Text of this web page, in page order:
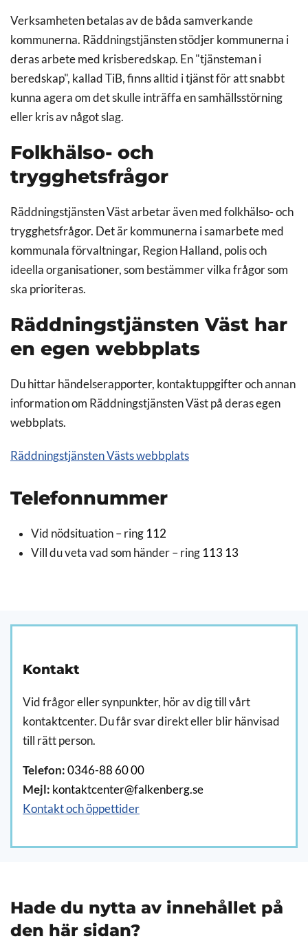
Verksamheten betalas av de båda samverkande
kommunerna. Räddningstjänsten stödjer kommunerna i
deras arbete med krisberedskap. En "tjänsteman i
beredskap", kallad TiB, finns alltid i tjänst för att snabbt
kunna agera om det skulle inträffa en samhällsstörning
eller kris av något slag.
Folkhälso- och
trygghetsfrågor
Räddningstjänsten Väst arbetar även med folkhälso- och
trygghetsfrågor. Det är kommunerna i samarbete med
kommunala förvaltningar, Region Halland, polis och
ideella organisationer, som bestämmer vilka frågor som
ska prioriteras.
Räddningstjänsten Väst har
en egen webbplats
Du hittar händelserapporter, kontaktuppgifter och annan
information om Räddningstjänsten Väst på deras egen
webbplats.
Räddningstjänsten Västs webbplats
Telefonnummer
Vid nödsituation – ring 112
Vill du veta vad som händer – ring 113 13
Kontakt
Vid frågor eller synpunkter, hör av dig till vårt
kontaktcenter. Du får svar direkt eller blir hänvisad
till rätt person.
Telefon: 0346-88 60 00
Mejl: kontaktcenter@falkenberg.se
Kontakt och öppettider
Hade du nytta av innehållet på
den här sidan?